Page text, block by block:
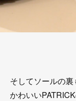
そしてソールの裏
かわいい